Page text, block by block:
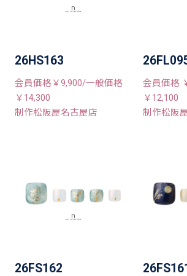
26HS163
会員価格￥9,900/一般価格
￥14,300
制作松阪屋名古屋店
会員価格
￥12,100
制作松阪
26FS162